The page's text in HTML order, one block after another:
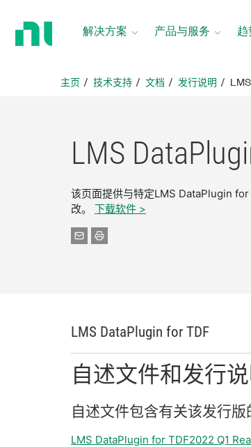
解决方案 产品与服务
主页 技术支持 文档 发行说明
LMS
该页面提供与特定LMS DataPlugin
改。 下载软件 >
LMS DataPlugin for TDF
自述文件和发行
自述文件包含有关该发行版
LMS DataPlugin for TDF2022 Q1